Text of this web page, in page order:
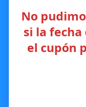
No
si la fecha
el cupón